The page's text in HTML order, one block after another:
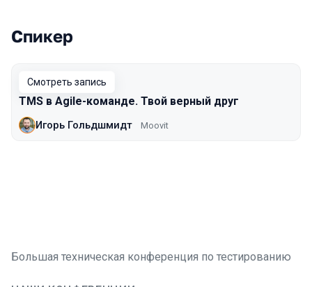
Выступления в сезоне 2020 Moscow
Спикер
Смотреть запись
TMS в Agile-команде. Твой верный друг
Игорь Гольдшмидт Moovit
Большая техническая конференция по тестированию